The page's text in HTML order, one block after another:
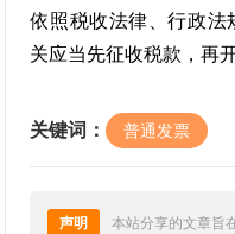
依照税收法律、行政法
关应当先征收税款，再
关键词： 普通发票
声明
本站分享的文章旨